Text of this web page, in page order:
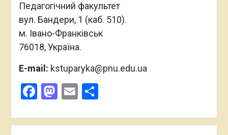
Педагогічний факультет
вул. Бандери, 1 (каб. 510).
м. Івано-Франківськ
76018, Україна.
E-mail: kstuparyka@pnu.edu.ua
Facebook
Mastodon
EmailПоділитися